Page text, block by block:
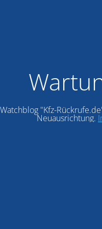
"Kfz-
Neuausrichtung.